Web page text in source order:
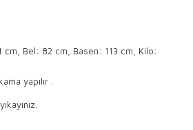
cm, Bel: 82 cm, Basen: 113 cm, Kilo:
yapılır .